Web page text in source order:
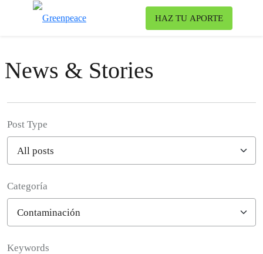
HAZ TU APORTE
News & Stories
Post Type
Categoría
Keywords